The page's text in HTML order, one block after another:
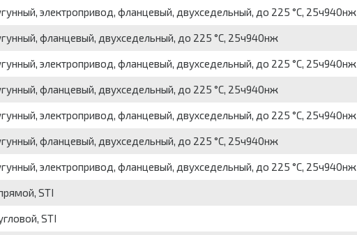
электропривод, фланцевый, двухседельный, до 225 °С, 25ч940нж
фланцевый, двухседельный, до 225 °С, 25ч940нж
электропривод, фланцевый, двухседельный, до 225 °С, 25ч940нж
фланцевый, двухседельный, до 225 °С, 25ч940нж
электропривод, фланцевый, двухседельный, до 225 °С, 25ч940нж
фланцевый, двухседельный, до 225 °С, 25ч940нж
электропривод, фланцевый, двухседельный, до 225 °С, 25ч940нж
STI
STI